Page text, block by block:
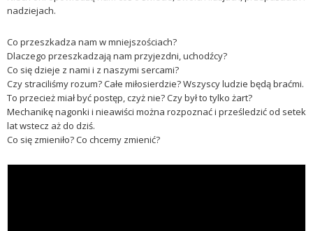
nadziejach.
Co przeszkadza nam w mniejszościach?
Dlaczego przeszkadzają nam przyjezdni, uchodźcy?
Co się dzieje z nami i z naszymi sercami?
Czy straciliśmy rozum? Całe miłosierdzie? Wszyscy ludzie będą braćmi.
To przecież miał być postęp, czyż nie? Czy był to tylko żart?
Mechanikę nagonki i nieawiści można rozpoznać i prześledzić od setek
lat wstecz aż do dziś.
Co się zmieniło? Co chcemy zmienić?